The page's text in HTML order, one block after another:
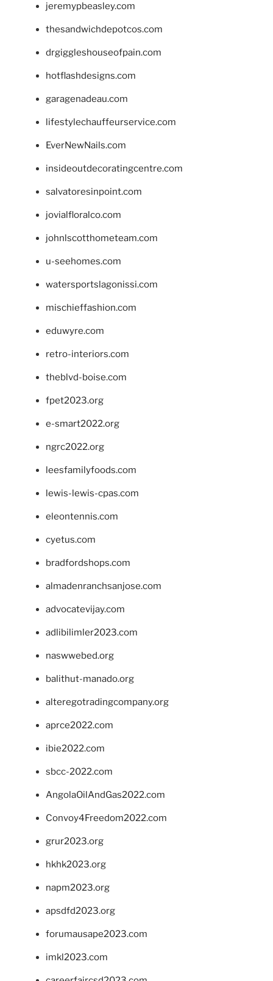
jeremypbeasley.com
thesandwichdepotcos.com
drgiggleshouseofpain.com
hotflashdesigns.com
garagenadeau.com
lifestylechauffeurservice.com
EverNewNails.com
insideoutdecoratingcentre.com
salvatoresinpoint.com
jovialfloralco.com
johnlscotthometeam.com
u-seehomes.com
watersportslagonissi.com
mischieffashion.com
eduwyre.com
retro-interiors.com
theblvd-boise.com
fpet2023.org
e-smart2022.org
ngrc2022.org
leesfamilyfoods.com
lewis-lewis-cpas.com
eleontennis.com
cyetus.com
bradfordshops.com
almadenranchsanjose.com
advocatevijay.com
adlibilimler2023.com
naswwebed.org
balithut-manado.org
alteregotradingcompany.org
aprce2022.com
ibie2022.com
sbcc-2022.com
AngolaOilAndGas2022.com
Convoy4Freedom2022.com
grur2023.org
hkhk2023.org
napm2023.org
apsdfd2023.org
forumausape2023.com
imkl2023.com